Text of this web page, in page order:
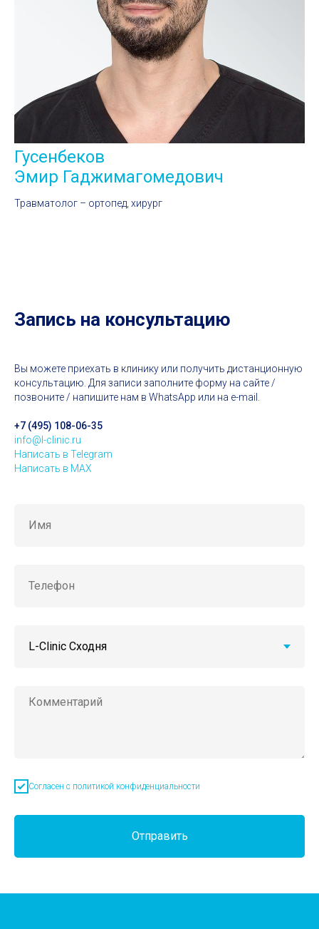
Гусенбеков
Эмир Гаджимагомедович
Травматолог – ортопед, хирург
Запись на консультацию
Вы можете приехать в клинику или получить дистанционную
консультацию. Для записи заполните форму на сайте /
позвоните / напишите нам в WhatsApp или на e-mail.
+7 (495) 108-06-35
info@l-clinic.ru
Написать в Telegram
Написать в MAX
Согласен с политикой конфиденциальности
Отправить